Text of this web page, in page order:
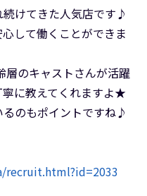
けてきた人気店です♪
して働くことができま
層のキャストさんが活躍
に教えてくれますよ★
のもポイントですね♪
recruit.html?id=2033